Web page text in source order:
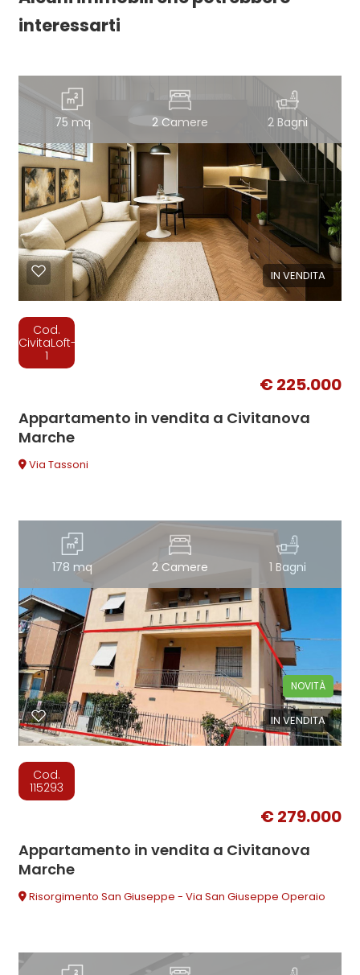
interessarti
75 mq 2 Camere 2 Bagni
IN VENDITA
Cod.
CivitaLoft-
1
€ 225.000
Appartamento in vendita a Civitanova
Marche
Via Tassoni
178 mq 2 Camere 1 Bagni
IN VENDITA
NOVITÀ
Cod.
115293
€ 279.000
Appartamento in vendita a Civitanova
Marche
Risorgimento San Giuseppe - Via San Giuseppe Operaio